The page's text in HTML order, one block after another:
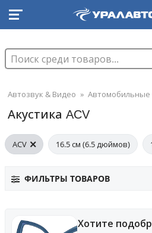
Автозвук & Видео » Автомобильные
Акустика ACV
ACV 16.5 см (6.5 дюймов)
ФИЛЬТРЫ ТОВАРОВ
Хотите